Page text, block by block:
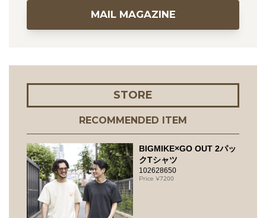
MAIL MAGAZINE
STORE
RECOMMENDED ITEM
BIGMIKE×GO OUT 2パッ
クTシャツ
102628650
7200